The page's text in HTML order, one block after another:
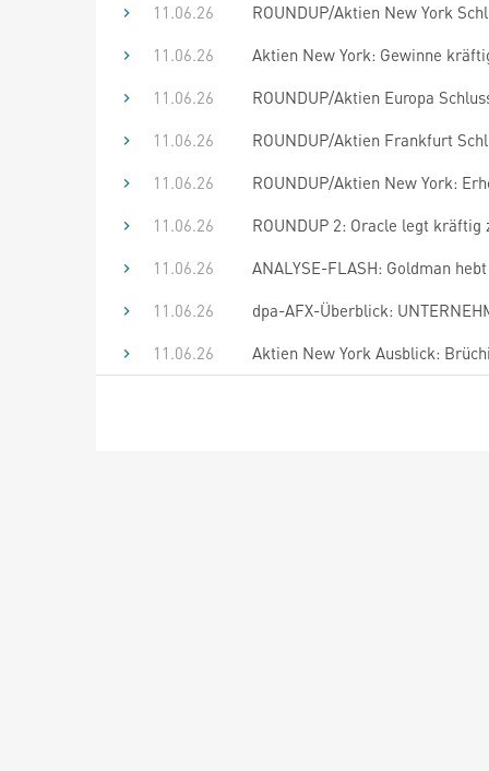
11.06.26
ROUNDUP/Aktien New York
11.06.26
Aktien New York: Gewinne
11.06.26
ROUNDUP/Aktien Europa
11.06.26
ROUNDUP/Aktien Frankfurt
11.06.26
ROUNDUP/Aktien New York:
11.06.26
ROUNDUP 2: Oracle legt
11.06.26
ANALYSE-FLASH: Goldman
11.06.26
dpa-AFX-Überblick:
11.06.26
Aktien New York Ausblick: